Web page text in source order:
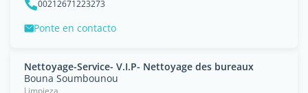
00212671223273
Ponte en contacto
Nettoyage-Service- V.I.P- Nettoyage des bureaux
Bouna Soumbounou
Limpieza